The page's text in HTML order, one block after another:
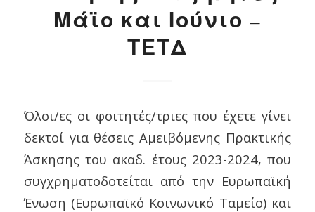
Μάϊο και Ιούνιο –
ΤΕΤΔ
Όλοι/ες οι φοιτητές/τριες που έχετε γίνει
δεκτοί για θέσεις Αμειβόμενης Πρακτικής
Άσκησης του ακαδ. έτους 2023-2024, που
συγχρηματοδοτείται από την Ευρωπαϊκή
Ένωση (Ευρωπαϊκό Κοινωνικό Ταμείο) και